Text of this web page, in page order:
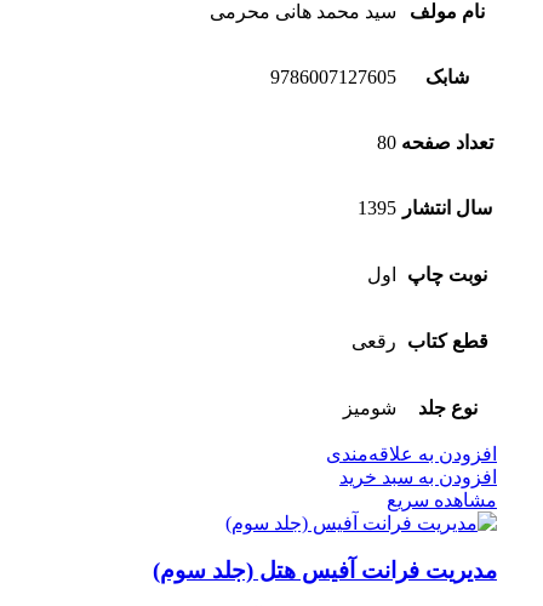
نام مولف سید محمد هانی محرمی
شابک 9786007127605
تعداد صفحه 80
سال انتشار 1395
نوبت چاپ اول
قطع کتاب رقعی
نوع جلد شومیز
افزودن به علاقه‌مندی
افزودن به سبد خرید
مشاهده سریع
مدیریت فرانت آفیس هتل (جلد سوم)